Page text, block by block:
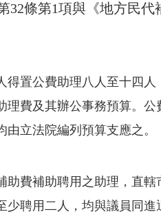
32條第1項與《地方民
得置公費助理八人至十四
理費及其辦公事務預算。
由立法院編列預算支應之。
助費補助聘用之助理，直
少聘用二人，均與議員同